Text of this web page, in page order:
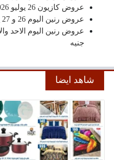
عروض كازيون 26 يوليو 2026
عروض رنين اليوم 26 و 27 يوليو 2026 أدوات منزلية
جنيه
شاهد ايضا